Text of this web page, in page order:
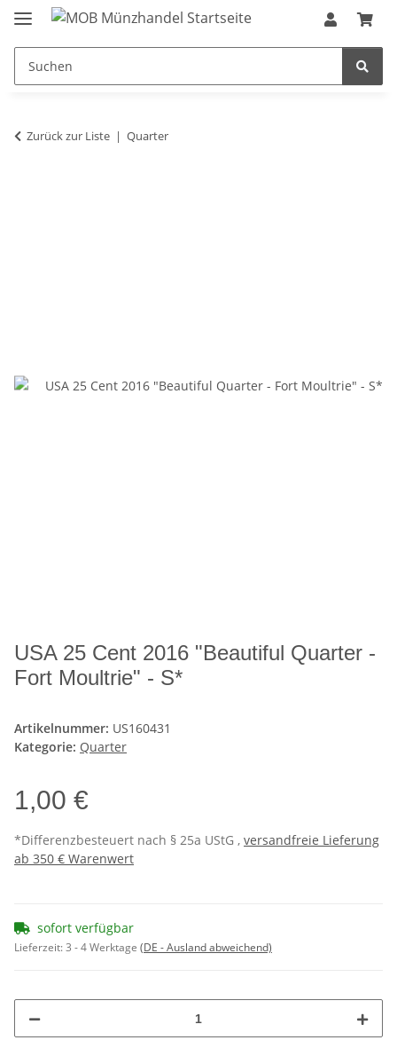
Zurück zur Liste Quarter
USA 25 Cent 2016 "Beautiful Quarter -
Fort Moultrie" - S*
Artikelnummer: US160431
Kategorie: Quarter
1,00 €
*Differenzbesteuert nach § 25a UStG , versandfreie Lieferung
ab 350 € Warenwert
sofort verfügbar
Lieferzeit:3 - 4 Werktage (DE - Ausland abweichend)